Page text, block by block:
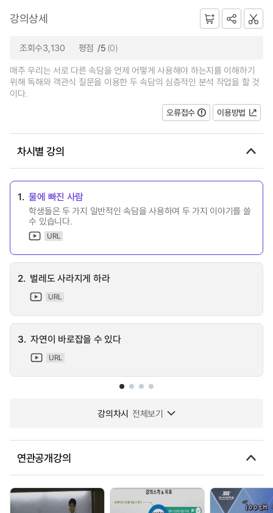
강의상세
조회수3,130 평점 /5 (0)
매주 우리는 서로 다른 속담을 언제 어떻게 사용해야 하는지를 이해하기
위해 독해와 객관식 질문을 이용한 두 속담의 심층적인 분석 작업을 할 것
이다.
오류접수
이용방법
차시별 강의
1. 물에 빠진 사람
학생들은 두 가지 일반적인 속담을 사용하여 두 가지 이야기를 쓸
수 있습니다.
URL
2. 벌레도 사라지게 하라
URL
3. 자연이 바로잡을 수 있다
URL
강의차시 전체보기
연관공개강의